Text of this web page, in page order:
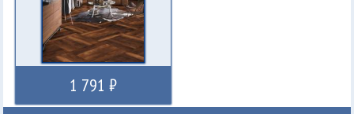
1 791 ₽